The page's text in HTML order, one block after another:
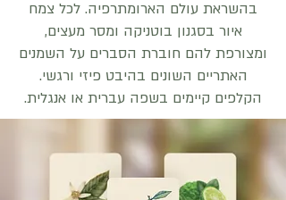
בהשראת עולם הארומתרפיה. לכל צמח
איור בסגנון בוטניקה ומסר מעצים,
ומצורפת להם חוברת הסברים על השמנים
האתריים השונים בהיבט פיזי ורגשי.
הקלפים קיימים בשפה עברית או אנגלית.